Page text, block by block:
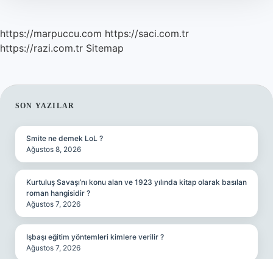
Gaz
Açığa
https://marpuccu.com https://saci.com.tr
https://razi.com.tr Sitemap
SIDEBAR
SON YAZILAR
Smite ne demek LoL ?
Ağustos 8, 2026
Kurtuluş Savaşı’nı konu alan ve 1923 yılında kitap olarak basılan
roman hangisidir ?
Ağustos 7, 2026
Işbaşı eğitim yöntemleri kimlere verilir ?
Ağustos 7, 2026